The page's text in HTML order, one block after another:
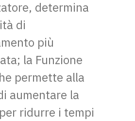
determina
di
più
la Funzione
permette alla
aumentare la
ridurre i tempi